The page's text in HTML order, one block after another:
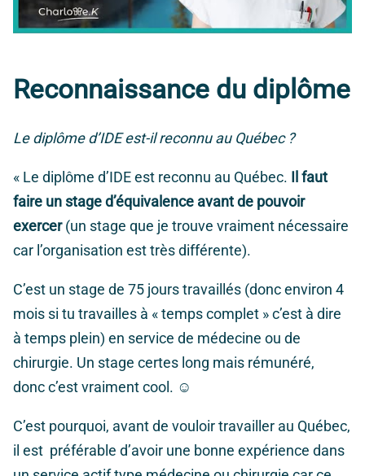
Reconnaissance du diplôme
Le diplôme d’IDE est-il reconnu au Québec ?
« Le diplôme d’IDE est reconnu au Québec. Il faut
faire un stage d’équivalence avant de pouvoir
exercer(un stage que je trouve vraiment nécessaire
car l’organisation est très différente).
C’est un stage de 75 jours travaillés (donc environ 4
mois si tu travailles à « temps complet » c’est à dire
à temps plein) en service de médecine ou de
chirurgie. Un stage certes long mais rémunéré,
donc c’est vraiment cool. ☺
C’est pourquoi, avant de vouloir travailler au Québec,
il est préférable d’avoir une bonne expérience dans